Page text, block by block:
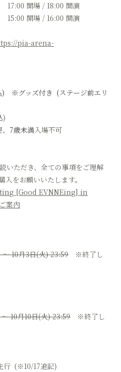
17:00 開場 / 18:00 開演
開場 / 16:00 開演
pia-arena-
※グッズ付き (ステージ前エリ
)
7歳未満入場不可
いただき、全ての事項をご理解
入をお願いいたします。
[Good EVNNEing] in
案内
10月3日(火) 23:59※終了し
10月10日(火) 23:59※終了し
行 (※10/17追記)